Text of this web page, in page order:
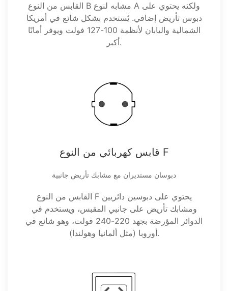
القابس من النوع B مشابه لنوع A ولكنه يحتوي على
دبوس تأريض إضافي. يُستخدم بشكل شائع في أمريكا
الشمالية واليابان لأنظمة 100-127 فولت ويوفر أمانًا
أكبر.
قابس كهربائي من النوع F
دبوسان مستديران مع مشابك تأريض جانبية
القابس من النوع F يحتوي على دبوسين دائريين
ومشابك تأريض على جانبي المقبس، ويستخدم في
الدوائر المؤرضة بجهد 220-240 فولت، وهو شائع في
أوروبا (مثل ألمانيا وهولندا).